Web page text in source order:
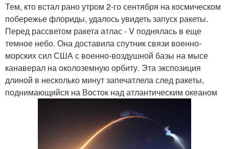
Тем, кто встал рано утром 2-го сентября на космическом
побережье флориды, удалось увидеть запуск ракеты.
Перед рассветом ракета атлас - V поднялась в еще
темное небо. Она доставила спутник связи военно-
морских сил США с военно-воздушной базы на мысе
канаверал на околоземную орбиту. Эта экспозиция
длиной в несколько минут запечатлела след ракеты,
поднимающийся на Восток над атлантическим океаном